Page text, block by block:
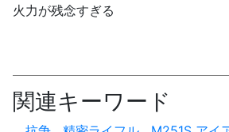
火力が残念すぎる
関連キーワード